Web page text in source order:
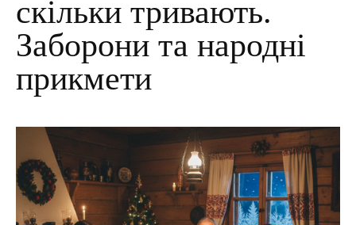
скільки тривають.
Заборони та народні
прикмети